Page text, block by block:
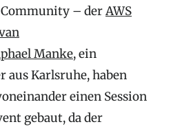
– derAWS
Manke, ein
aus Karlsruhe, haben
einen Session
gebaut, da der